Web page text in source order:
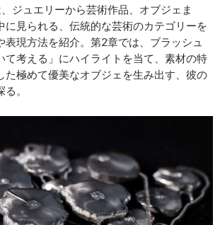
ジュエリーから芸術作品、オブジェま
に見られる、伝統的な芸術のカテゴリーを
表現方法を紹介。第2章では、ブラッシュ
て考える」にハイライトを当て、素材の特
た極めて優美なオブジェを生み出す、彼の
。